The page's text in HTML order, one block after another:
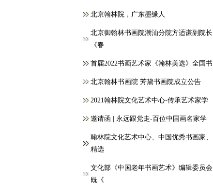
北京翰林院，广东墨缘人
北京御翰林书画院潮汕分院方适谦副院长
《春
首届2022书画艺术家《翰林美选》全国书
北京翰林书画院 芳黛书画院成立公告
2021翰林院文化艺术中心-传承艺术家学
邀请函 | 永远跟党走-百位中国画名家学
翰林院文化艺术中心、中国优秀书画家、
精选
文化部《中国老年书画艺术》编辑委员会
既《